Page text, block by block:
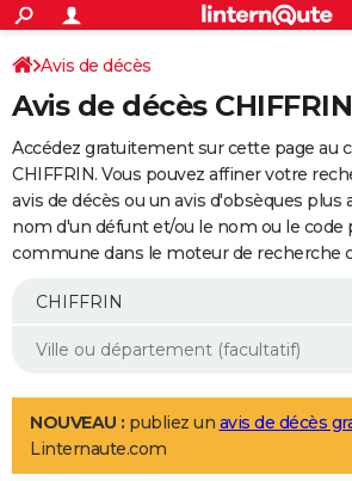
ACTUALITÉS
Politique
Société
Faits Divers
Education
Monde
Villes
+
SPORT
Coupe du monde 2026
Football
Tennis
Cyclisme
Rugby
Forum
Programme TV
TNT
Streaming
Cinéma
Sorties cinéma
Musique
+
FINANCE
Retraite
Epargne
Immobilier
Risques naturels par ville
Banque
Assurance
AUTO
Essais
Réserver un essai
Citadines
Berlines
SUV
Forum auto
+
Mobiles
Meilleur smartphone
Internet
Ordinateurs
Jeux vidéo
Guide high-tech
Aménagement intérieur
LIFESTYLE
Art de vivre
Bien-être
Loisirs
Mode
Modes de vie
Avis de décès
Avis de décès CHIFFRIN
Accédez gratuitement sur cette page au
CHIFFRIN. Vous pouvez affiner votre
avis de décès ou un avis d'obsèques plus
nom d'un défunt et/ou le nom ou le code
commune dans le moteur de recherche
NOUVEAU : publiez un avis de décès
Linternaute.com